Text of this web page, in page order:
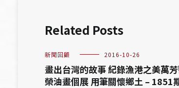
Related Posts
新聞回顧 2016-10-26
畫出台灣的故事 紀錄漁港之美萬
榮油畫個展 用筆關懷鄉土 – 1851